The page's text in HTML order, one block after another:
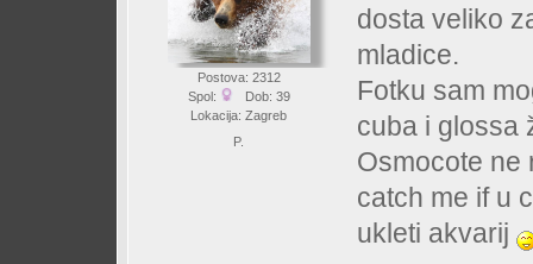
Postova: 2312
Spol:
Dob: 39
Lokacija: Zagreb
P.
dosta veliko
mladice.
Fotku sam
cuba i glossa
Osmocote ne
catch me if u
ukleti akvarij